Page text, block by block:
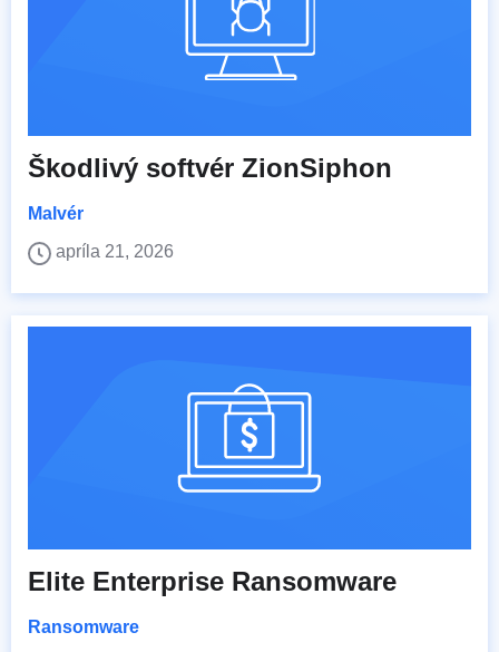
Škodlivý softvér ZionSiphon
Malvér
apríla 21, 2026
Elite Enterprise Ransomware
Ransomware